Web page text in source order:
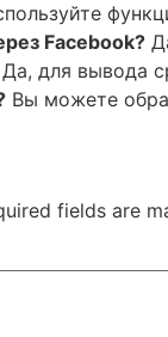
Facebook?
Да, для вывода
Вы можете
fields are